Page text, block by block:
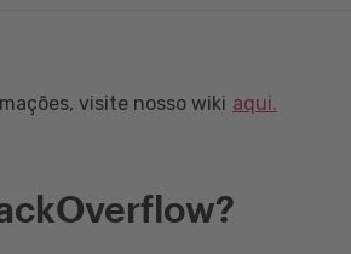
visite nosso wiki aqui.